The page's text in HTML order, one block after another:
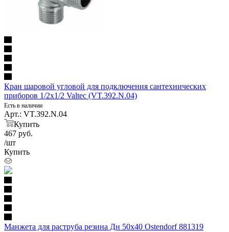
Кран шаровой угловой для подключения сантехнических
приборов 1/2х1/2 Valtec (VT.392.N.04)
Есть в наличии
Арт.: VT.392.N.04
Купить
467 руб.
/шт
Купить
Манжета для раструба резина Дн 50х40 Ostendorf 881319